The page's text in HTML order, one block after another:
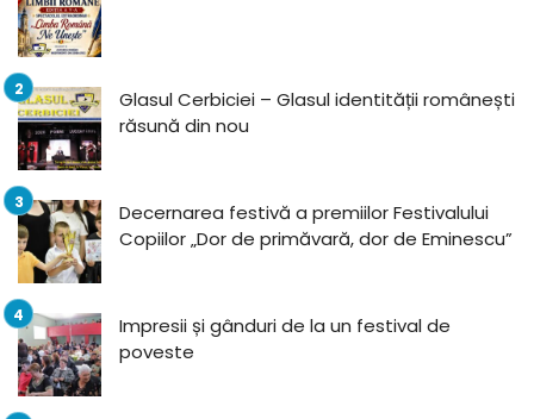
Glasul Cerbiciei – Glasul identității românești
răsună din nou
Decernarea festivă a premiilor Festivalului
Copiilor „Dor de primăvară, dor de Eminescu”
Impresii și gânduri de la un festival de
poveste